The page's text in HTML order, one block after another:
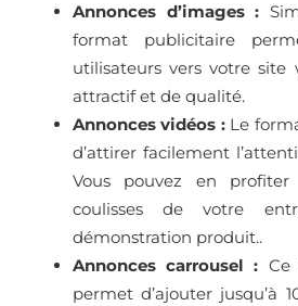
Annonces d’images :
format publicitaire
utilisateurs vers votre site
attractif et de qualité.
Annonces vidéos :Le
d’attirer facilement
Vous pouvez en
coulisses de votre
démonstration produit..
Annonces carrousel : Ce
permet d’ajouter jusqu’à